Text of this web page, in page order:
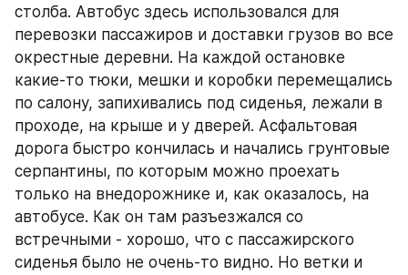
столба. Автобус здесь использовался для
перевозки пассажиров и доставки грузов во все
окрестные деревни. На каждой остановке
какие-то тюки, мешки и коробки перемещались
по салону, запихивались под сиденья, лежали в
проходе, на крыше и у дверей. Асфальтовая
дорога быстро кончилась и начались грунтовые
серпантины, по которым можно проехать
только на внедорожнике и, как оказалось, на
автобусе. Как он там разъезжался со
встречными - хорошо, что с пассажирского
сиденья было не очень-то видно. Но ветки и